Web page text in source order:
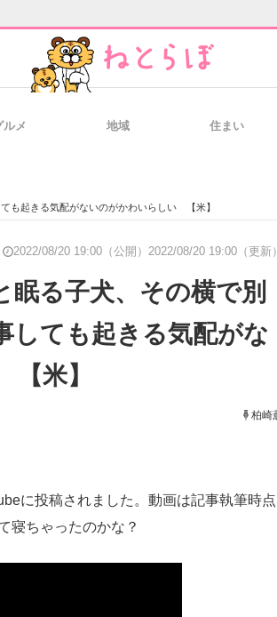
経営
IT製品の技術・比較・事例 製造業
エネ
ルメ 地域 住まい
起きる気配がないのがかわいらしい 【米】
2022/08/20 19:00（公開） 2022/08/20 19:00（更新）
眠る子犬、その横で別
ても起きる気配がな
米】
柏崎
に投稿されました。動画は記事執筆時点
寝ちゃったのかな？